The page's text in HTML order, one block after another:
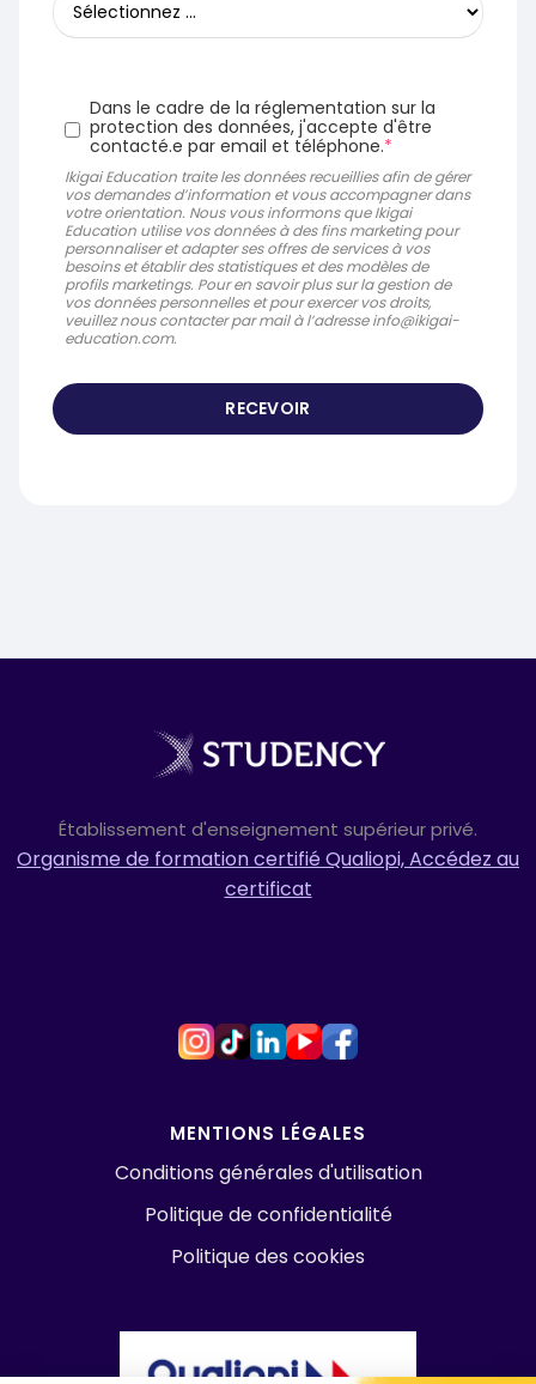
Dans le cadre de la réglementation sur la
protection des données, j'accepte d'être
contacté.e par email et téléphone.*
Ikigai Education traite les données recueillies afin de gérer
vos demandes d’information et vous accompagner dans
votre orientation. Nous vous informons que Ikigai
Education utilise vos données à des fins marketing pour
personnaliser et adapter ses offres de services à vos
besoins et établir des statistiques et des modèles de
profils marketings. Pour en savoir plus sur la gestion de
vos données personnelles et pour exercer vos droits,
veuillez nous contacter par mail à l’adresse info@ikigai-
education.com.
Établissement d'enseignement supérieur privé.
Organisme de formation certifié Qualiopi, Accédez au
certificat
MENTIONS LÉGALES
Conditions générales d'utilisation
Politique de confidentialité
Politique des cookies